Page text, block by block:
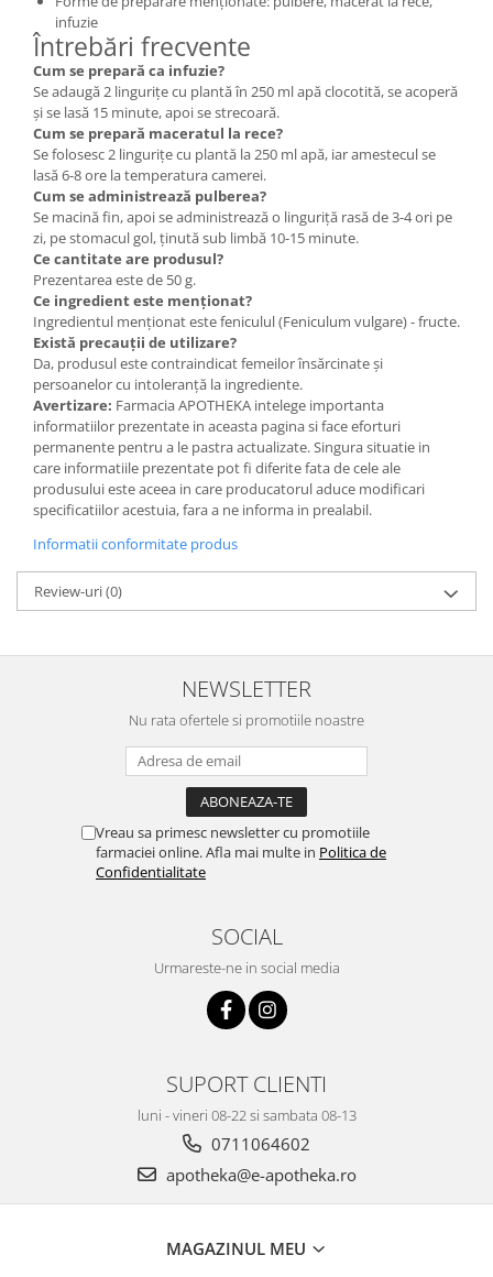
infuzie
Întrebări frecvente
Cum se prepară ca infuzie?
Se adaugă 2 lingurițe cu plantă în 250 ml apă clocotită, se acoperă
și se lasă 15 minute, apoi se strecoară.
Cum se prepară maceratul la rece?
Se folosesc 2 lingurițe cu plantă la 250 ml apă, iar amestecul se
lasă 6-8 ore la temperatura camerei.
Cum se administrează pulberea?
Se macină fin, apoi se administrează o linguriță rasă de 3-4 ori pe
zi, pe stomacul gol, ținută sub limbă 10-15 minute.
Ce cantitate are produsul?
Prezentarea este de 50 g.
Ce ingredient este menționat?
Ingredientul menționat este feniculul (Feniculum vulgare) - fructe.
Există precauții de utilizare?
Da, produsul este contraindicat femeilor însărcinate și
persoanelor cu intoleranță la ingrediente.
Avertizare: Farmacia APOTHEKA intelege importanta
informatiilor prezentate in aceasta pagina si face eforturi
permanente pentru a le pastra actualizate. Singura situatie in
care informatiile prezentate pot fi diferite fata de cele ale
produsului este aceea in care producatorul aduce modificari
specificatiilor acestuia, fara a ne informa in prealabil.
Informatii conformitate produs
Review-uri(0)
NEWSLETTER
Nu rata ofertele si promotiile noastre
Vreau sa primesc newsletter cu promotiile
farmaciei online. Afla mai multe in Politica de
Confidentialitate
SOCIAL
Urmareste-ne in social media
SUPORT CLIENTI
luni - vineri 08-22 si sambata 08-13
0711064602
apotheka@e-apotheka.ro
MAGAZINUL MEU